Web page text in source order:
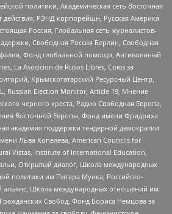
политики, Академическая сеть Восточная
действия, РЭНД корпорейшн, Русская Америка
Россия, Глобальная сеть журналистов-
Свободная Россия Берлин, Свободная
Фонд глобальной помощи, Антивоенный
La Asocicion de Rusos Libres, Союз за
Крымскотатарский Ресурсный Центр,
Russian Election Monitor, Article 19, Мнение
черного креста, Радио Свободная Европа,
Восточной Европы, Фонд имени Фридриха
академия поддержки гендерной демократии
Льва Копелева, American Councils for
Vistas, Institute of International Education,
Открытый диалог, Школа международных
политики им Питера Мунка, Российско-
альянс, Школа международных отношений им
Свобод, Фонд Бориса Немцова за